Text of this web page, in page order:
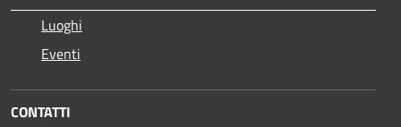
Luoghi
Eventi
CONTATTI